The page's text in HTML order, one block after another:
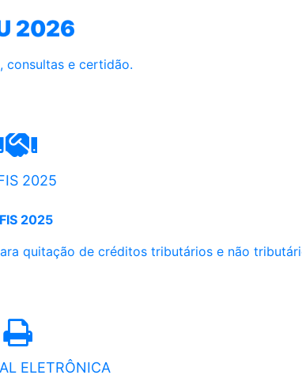
2026
consultas e certidão.
2025
2025
quitação de créditos tributários e não
ELETRÔNICA